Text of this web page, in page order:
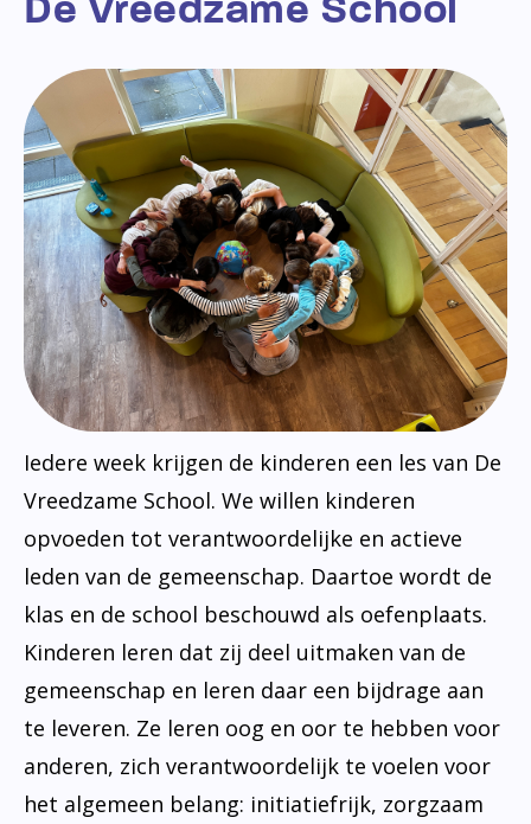
Iedere week krijgen de kinderen een les van De
Vreedzame School. We willen kinderen
opvoeden tot verantwoordelijke en actieve
leden van de gemeenschap. Daartoe wordt de
klas en de school beschouwd als oefenplaats.
Kinderen leren dat zij deel uitmaken van de
gemeenschap en leren daar een bijdrage aan
te leveren. Ze leren oog en oor te hebben voor
anderen, zich verantwoordelijk te voelen voor
het algemeen belang: initiatiefrijk, zorgzaam